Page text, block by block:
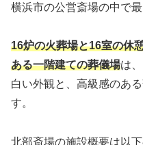
横浜市の公営斎場の中で
16炉の火葬場と16室の休
ある一階建ての葬儀場は、
白い外観と、高級感のあ
す。
北部斎場の施設概要は以下